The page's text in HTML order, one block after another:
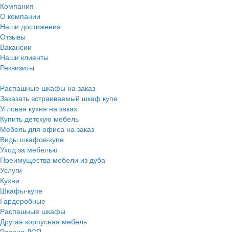
Компания
О компании
Наши достижения
Отзывы
Вакансии
Наши клиенты
Реквизиты
Распашные шкафы на заказ
Заказать встраиваемый шкаф купе
Угловая кухня на заказ
Купить детскую мебель
Мебель для офиса на заказ
Виды шкафов-купе
Уход за мебелью
Преимущества мебели из дуба
Услуги
Кухни
Шкафы-купе
Гардеробные
Распашные шкафы
Другая корпусная мебель